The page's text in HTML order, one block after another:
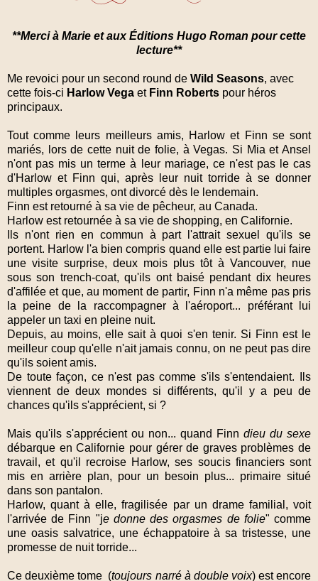
**Merci à Marie et aux Éditions Hugo Roman pour cette
lecture**
Me revoici pour un second round de Wild Seasons, avec
cette fois-ci Harlow Vega et Finn Roberts pour héros
principaux.
Tout comme leurs meilleurs amis, Harlow et Finn se sont
mariés, lors de cette nuit de folie, à Vegas. Si Mia et Ansel
n'ont pas mis un terme à leur mariage, ce n'est pas le cas
d'Harlow et Finn qui, après leur nuit torride à se donner
multiples orgasmes, ont divorcé dès le lendemain.
Finn est retourné à sa vie de pêcheur, au Canada.
Harlow est retournée à sa vie de shopping, en Californie.
Ils n'ont rien en commun à part l'attrait sexuel qu'ils se
portent. Harlow l'a bien compris quand elle est partie lui faire
une visite surprise, deux mois plus tôt à Vancouver, nue
sous son trench-coat, qu'ils ont baisé pendant dix heures
d'affilée et que, au moment de partir, Finn n'a même pas pris
la peine de la raccompagner à l'aéroport... préférant lui
appeler un taxi en pleine nuit.
Depuis, au moins, elle sait à quoi s'en tenir. Si Finn est le
meilleur coup qu'elle n'ait jamais connu, on ne peut pas dire
qu'ils soient amis.
De toute façon, ce n'est pas comme s'ils s'entendaient. Ils
viennent de deux mondes si différents, qu'il y a peu de
chances qu'ils s'apprécient, si ?
Mais qu'ils s'apprécient ou non... quand Finn dieu du sexe
débarque en Californie pour gérer de graves problèmes de
travail, et qu'il recroise Harlow, ses soucis financiers sont
mis en arrière plan, pour un besoin plus... primaire situé
dans son pantalon.
Harlow, quant à elle, fragilisée par un drame familial, voit
l'arrivée de Finn "je donne des orgasmes de folie" comme
une oasis salvatrice, une échappatoire à sa tristesse, une
promesse de nuit torride...
Ce deuxième tome (toujours narré à double voix) est encore